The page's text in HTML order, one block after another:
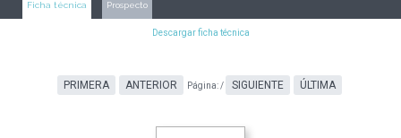
Ficha técnica Prospecto
Descargar ficha técnica
PRIMERA ANTERIOR Página:/ SIGUIENTE ÚLTIMA